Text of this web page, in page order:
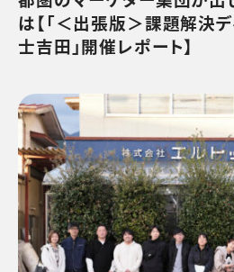
は【「＜出張版＞課題解決
士吉田」開催レポート】